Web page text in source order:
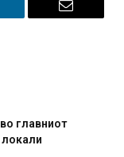
Email
нова 11-